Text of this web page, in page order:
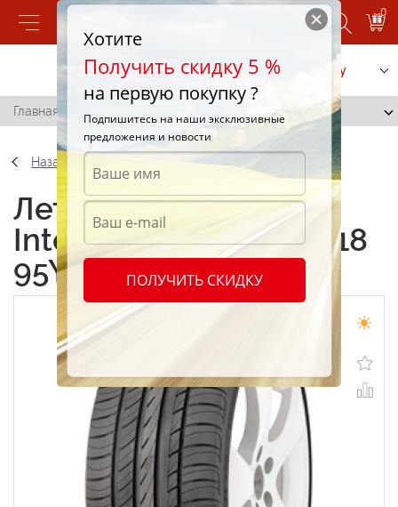
0
Позвонить Заказать услугу
Главная / Sava Intensa UHP 225/45 R18 95Y
Назад
Летние шины Sava
Intensa UHP 225/45 R18
95Y
Хотите
Получить скидку 5 %
на первую покупку ?
Подпишитесь на наши эксклюзивные
предложения и новости
ПОЛУЧИТЬ СКИДКУ